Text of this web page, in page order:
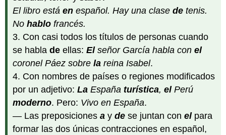
El libro estáen español. Hay una clasede tenis.
Nohablo francés.
3. Con casi todos los títulos de personas cuando
se hablade ellas:Elseñor García habla con el
coronel Páez sobre la reina Isabel.
4. Con nombres de países o regiones modificados
por un adjetivo:La Españaturística,elPerú
moderno. Pero: Vivo en España.
— Las preposicionesa yde se juntan conelpara
formar las dos únicas contracciones en español,